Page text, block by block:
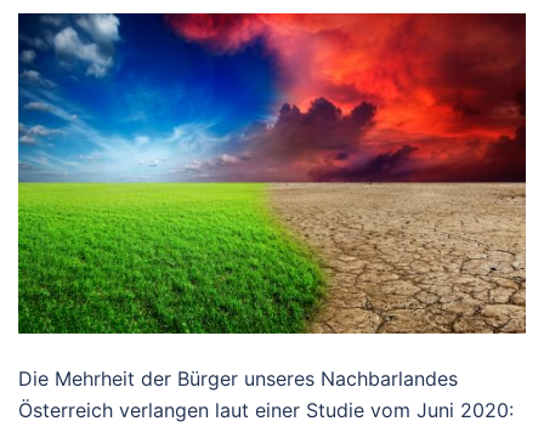
Die Mehrheit der Bürger unseres Nachbarlandes
Österreich verlangen laut einer Studie vom Juni 2020: